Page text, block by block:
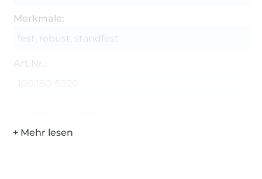
Merkmale:
fest, robust, standfest
Art.Nr.: